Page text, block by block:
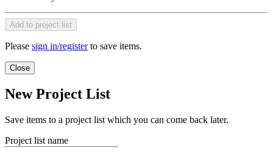
Add to project list
Please sign in/registerto save items.
Close
New Project List
Save items to a project list which you can come back later.
Project list name